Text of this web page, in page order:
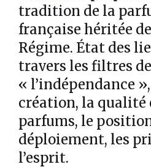
tradition de la
française héritée
Régime. État des
travers les filtres de
« l’indépendance
création, la qualité
parfums, le
déploiement, les
l’esprit.